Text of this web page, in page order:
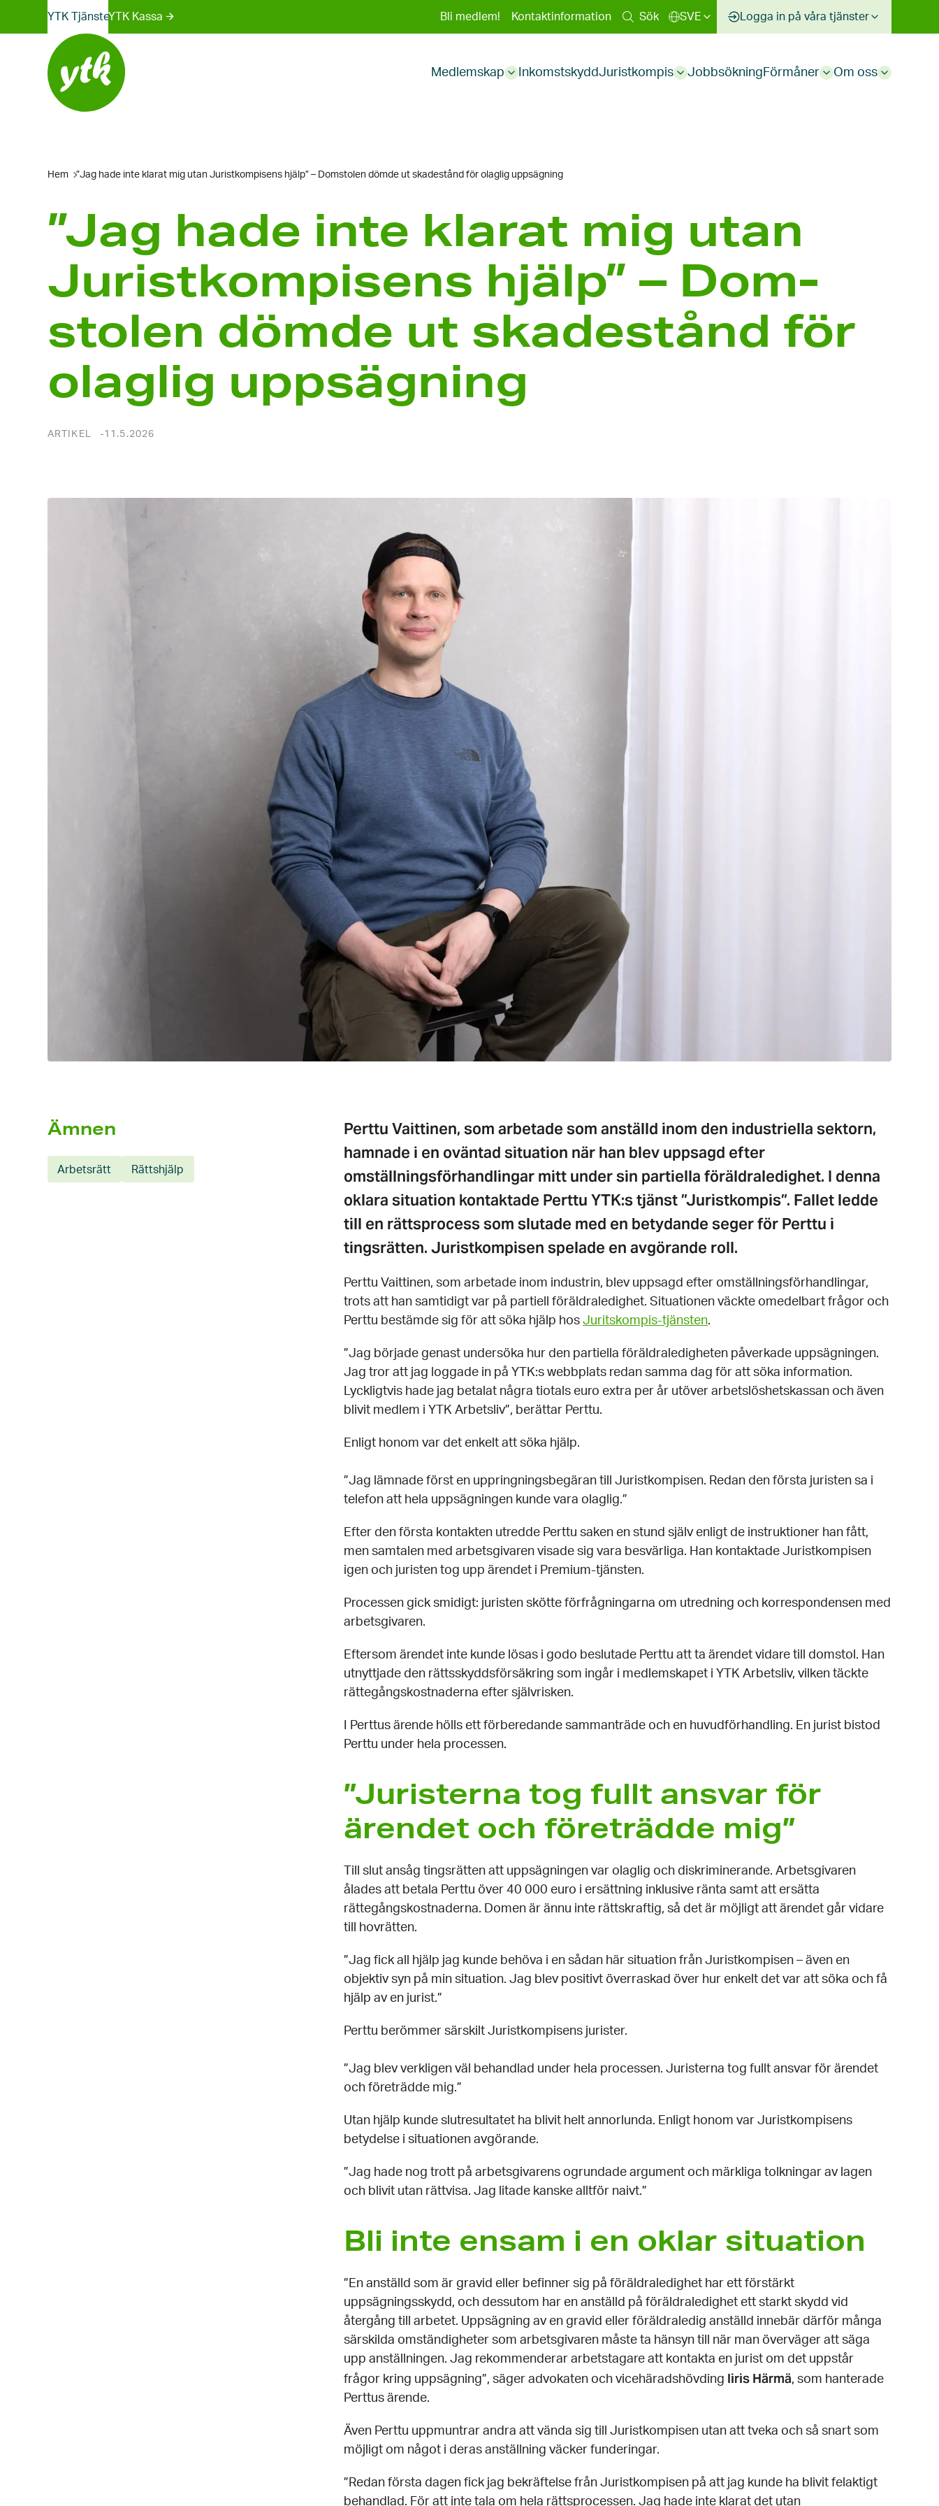
Webbplatser-
menyn
YTK TjänsterYTK Kassa
Sekundär
Bli medlem! Kontaktinformation Sök SVE Logga in på våra tjänster
Medlemskap SubInkomstskyddJuristkompis Sub
Jobbsökning Förmåner Sub
Om oss Sub
Hem ”Jag hade inte klarat mig utan Jurist­kompisens hjälp” – Dom­stolen dömde ut skade­stånd för olaglig uppsägning
”Jag hade inte klarat mig utan
Jurist­kompisens hjälp” – Dom­
stolen dömde ut skade­stånd för
olaglig uppsägning
ARTIKEL 11.5.2026
Ämnen
Arbetsrätt Rättshjälp
Perttu Vaittinen, som arbetade som anställd inom den industriella sektorn,
hamnade i en oväntad situation när han blev uppsagd efter
omställningsförhandlingar mitt under sin partiella föräldraledighet. I denna
oklara situation kontaktade Perttu YTK:s tjänst ”Juristkompis”. Fallet ledde
till en rättsprocess som slutade med en betydande seger för Perttu i
tingsrätten. Juristkompisen spelade en avgörande roll.
Perttu Vaittinen, som arbetade inom industrin, blev uppsagd efter omställningsförhandlingar,
trots att han samtidigt var på partiell föräldraledighet. Situationen väckte omedelbart frågor och
Perttu bestämde sig för att söka hjälp hos Juritskompis-tjänsten.
”Jag började genast undersöka hur den partiella föräldraledigheten påverkade uppsägningen.
Jag tror att jag loggade in på YTK:s webbplats redan samma dag för att söka information.
Lyckligtvis hade jag betalat några tiotals euro extra per år utöver arbetslöshetskassan och även
blivit medlem i YTK Arbetsliv”, berättar Perttu.
Enligt honom var det enkelt att söka hjälp.
”Jag lämnade först en uppringningsbegäran till Juristkompisen. Redan den första juristen sa i
telefon att hela uppsägningen kunde vara olaglig.”
Efter den första kontakten utredde Perttu saken en stund själv enligt de instruktioner han fått,
men samtalen med arbetsgivaren visade sig vara besvärliga. Han kontaktade Juristkompisen
igen och juristen tog upp ärendet i Premium-tjänsten.
Processen gick smidigt: juristen skötte förfrågningarna om utredning och korrespondensen med
arbetsgivaren.
Eftersom ärendet inte kunde lösas i godo beslutade Perttu att ta ärendet vidare till domstol. Han
utnyttjade den rättsskyddsförsäkring som ingår i medlemskapet i YTK Arbetsliv, vilken täckte
rättegångskostnaderna efter självrisken.
I Perttus ärende hölls ett förberedande sammanträde och en huvudförhandling. En jurist bistod
Perttu under hela processen.
”Juristerna tog fullt ansvar för
ärendet och företrädde mig”
Till slut ansåg tingsrätten att uppsägningen var olaglig och diskriminerande. Arbetsgivaren
ålades att betala Perttu över 40 000 euro i ersättning inklusive ränta samt att ersätta
rättegångskostnaderna. Domen är ännu inte rättskraftig, så det är möjligt att ärendet går vidare
till hovrätten.
”Jag fick all hjälp jag kunde behöva i en sådan här situation från Juristkompisen – även en
objektiv syn på min situation. Jag blev positivt överraskad över hur enkelt det var att söka och få
hjälp av en jurist.”
Perttu berömmer särskilt Juristkompisens jurister.
”Jag blev verkligen väl behandlad under hela processen. Juristerna tog fullt ansvar för ärendet
och företrädde mig.”
Utan hjälp kunde slutresultatet ha blivit helt annorlunda. Enligt honom var Juristkompisens
betydelse i situationen avgörande.
”Jag hade nog trott på arbetsgivarens ogrundade argument och märkliga tolkningar av lagen
och blivit utan rättvisa. Jag litade kanske alltför naivt.”
Bli inte ensam i en oklar situation
”En anställd som är gravid eller befinner sig på föräldraledighet har ett förstärkt
uppsägningsskydd, och dessutom har en anställd på föräldraledighet ett starkt skydd vid
återgång till arbetet. Uppsägning av en gravid eller föräldraledig anställd innebär därför många
särskilda omständigheter som arbetsgivaren måste ta hänsyn till när man överväger att säga
upp anställningen. Jag rekommenderar arbetstagare att kontakta en jurist om det uppstår
frågor kring uppsägning”, säger advokaten och vicehäradshövding Iiris Härmä, som hanterade
Perttus ärende.
Även Perttu uppmuntrar andra att vända sig till Juristkompisen utan att tveka och så snart som
möjligt om något i deras anställning väcker funderingar.
”Redan första dagen fick jag bekräftelse från Juristkompisen på att jag kunde ha blivit felaktigt
behandlad. För att inte tala om hela rättsprocessen. Jag hade inte klarat det utan